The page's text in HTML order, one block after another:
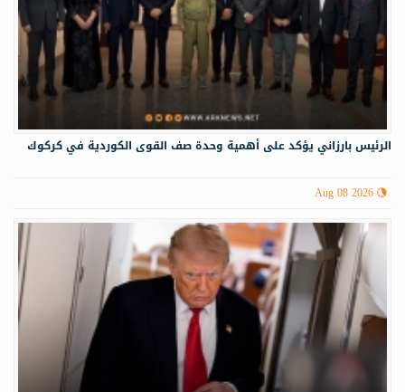
الرئيس بارزاني يؤكد على أهمية وحدة صف القوى الكوردية في كركوك
Aug 08 2026